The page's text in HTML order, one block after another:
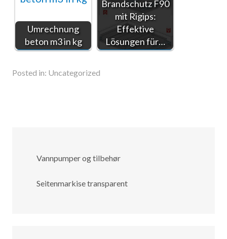
Umrechnung
beton m3 in kg
Brandschutz F90
mit Rigips:
Effektive
Lösungen für…
Posted in: Uncategorized
Vannpumper og tilbehør
Seitenmarkise transparent